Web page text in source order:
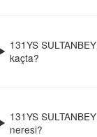
131YS
kaçta?
131YS
neresi?